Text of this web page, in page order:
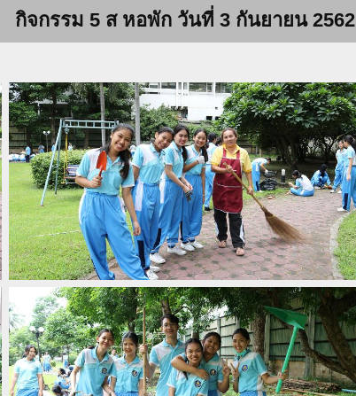
กิจกรรม 5 ส หอพัก วันที่ 3 กันยายน 2562